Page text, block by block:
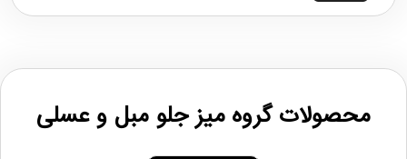
محصولات گروه میز جلو مبل و عسلی